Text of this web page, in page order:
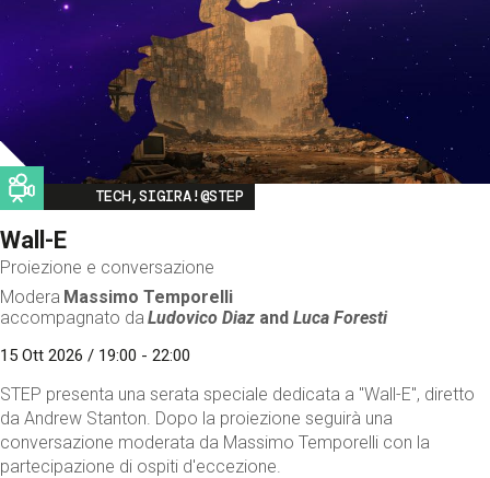
Image
TECH,SIGIRA!@STEP
Wall-E
Proiezione e conversazione
Modera Massimo Temporelli
accompagnato da Ludovico Diaz andLuca Foresti
15 Ott 2026 / 19:00 - 22:00
STEP presenta una serata speciale dedicata a "Wall-E", diretto
da Andrew Stanton. Dopo la proiezione seguirà una
conversazione moderata da Massimo Temporelli con la
partecipazione di ospiti d'eccezione.